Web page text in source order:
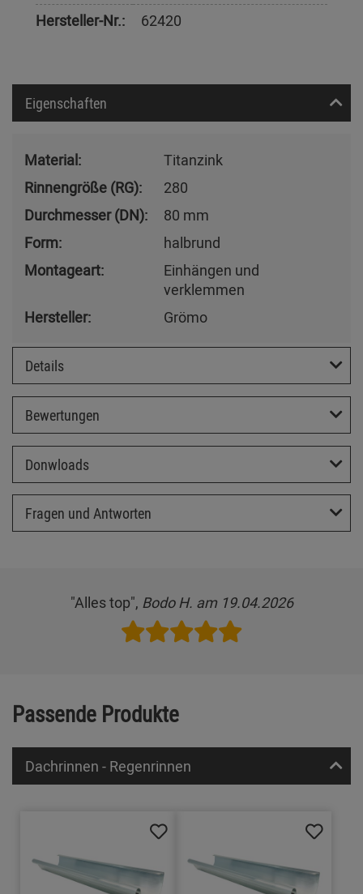
Hersteller-Nr.: 62420
Eigenschaften
Material:
Titanzink
Rinnengröße (RG):
280
Durchmesser (DN):
80 mm
Form:
halbrund
Montageart:
Einhängen und
verklemmen
Hersteller:
Grömo
Details
Bewertungen
Donwloads
Fragen und Antworten
"Alles top", Bodo H. am 19.04.2026
Passende Produkte
Dachrinnen - Regenrinnen